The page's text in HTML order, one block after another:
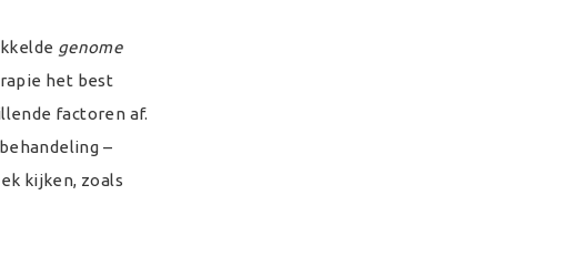
genome
het best
factoren af.
–
kijken, zoals